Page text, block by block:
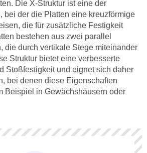
Die X-Struktur ist eine der
bei der die Platten eine kreuzförmige
die für zusätzliche Festigkeit
bestehen aus zwei parallel
die durch vertikale Stege miteinander
Struktur bietet eine verbesserte
Stoßfestigkeit und eignet sich daher
bei denen diese Eigenschaften
Beispiel in Gewächshäusern oder